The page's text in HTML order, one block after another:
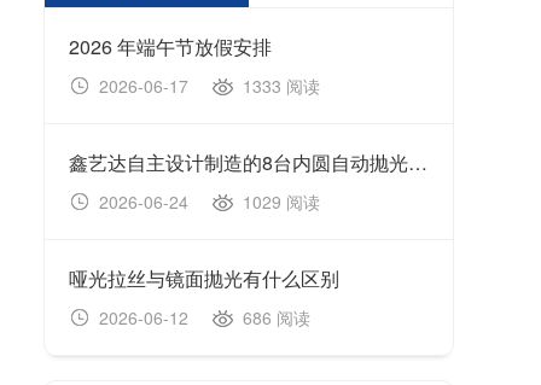
2026 年端午节放假安排
2026-06-17 1333 阅读
鑫艺达自主设计制造的8台内圆自动抛光机顺利完成生产制造、设备调试及出厂验收工作，并于今日正式装车发货。
2026-06-24 1029 阅读
哑光拉丝与镜面抛光有什么区别
2026-06-12 686 阅读